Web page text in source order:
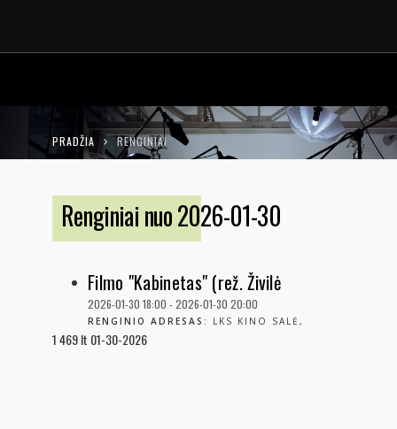
LT EN
PRADŽIA RENGINIAI
Renginiai nuo 2026-01-30
Filmo "Kabinetas" (rež. Živilė
Mičiulytė) peržiūra
2026-01-30 18:00 -2026-01-30 20:00
RENGINIO ADRESAS:
LKS KINO SALĖ,
VASARIO 16-OSIOS G. 8, LT-01107 VILNIUS
1469lt 01-30-2026